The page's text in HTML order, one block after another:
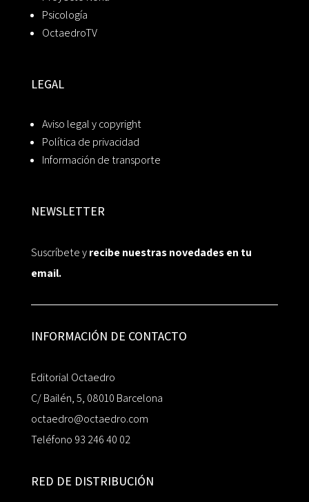
Psicología
OctaedroTV
LEGAL
Aviso legal y copyright
Política de privacidad
Información de transporte
NEWSLETTER
Suscríbete yrecibe nuestras novedades en tu
email.
INFORMACIÓN DE CONTACTO
Editorial Octaedro
C/ Bailén, 5, 08010 Barcelona
octaedro@octaedro.com
Teléfono 93 246 40 02
RED DE DISTRIBUCIÓN